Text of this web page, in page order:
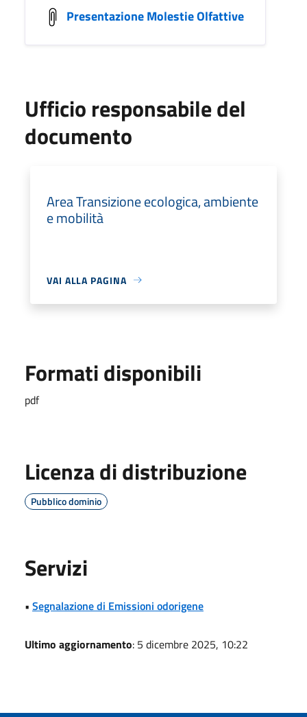
Presentazione Molestie Olfattive
Ufficio responsabile del
documento
Area Transizione ecologica, ambiente
e mobilità
VAI ALLA PAGINA
Formati disponibili
pdf
Licenza di distribuzione
Pubblico dominio
Servizi
• Segnalazione di Emissioni odorigene
Ultimo aggiornamento: 5 dicembre 2025, 10:22